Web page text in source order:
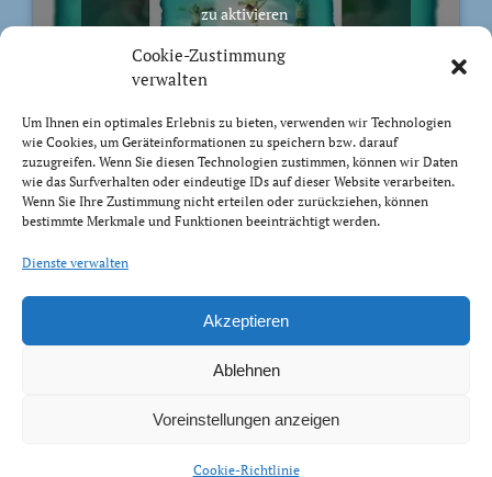
Cookie-Zustimmung
verwalten
Um Ihnen ein optimales Erlebnis zu bieten, verwenden wir Technologien
wie Cookies, um Geräteinformationen zu speichern bzw. darauf
zuzugreifen. Wenn Sie diesen Technologien zustimmen, können wir Daten
wie das Surfverhalten oder eindeutige IDs auf dieser Website verarbeiten.
Wenn Sie Ihre Zustimmung nicht erteilen oder zurückziehen, können
bestimmte Merkmale und Funktionen beeinträchtigt werden.
Dienste verwalten
Akzeptieren
Ablehnen
Voreinstellungen anzeigen
Cookie-Richtlinie
zu aktivieren
Ich stimme zu
BIBELVERS DES TAGES
Trachtet nach dem, was droben ist, nicht nach dem,
was auf Erden ist.
Impressum Datenschutz